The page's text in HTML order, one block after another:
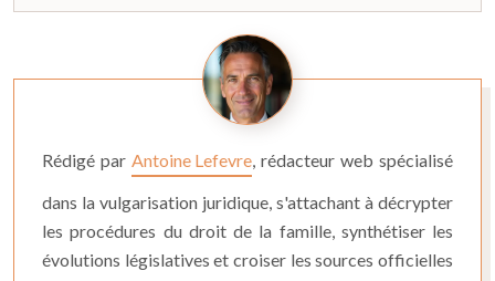
Rédigé par Antoine Lefevre , rédacteur web spécialisé
dans la vulgarisation juridique, s'attachant à décrypter
les procédures du droit de la famille, synthétiser les
évolutions législatives et croiser les sources officielles